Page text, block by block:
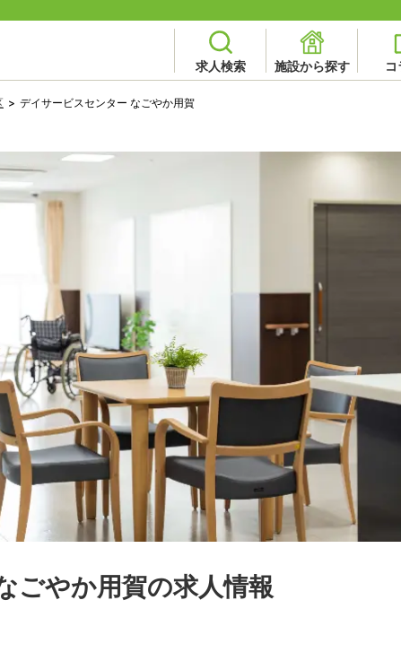
求人検索 施設から探す コ
> デイサービスセンター なごやか用賀
ごやか用賀の求人情報